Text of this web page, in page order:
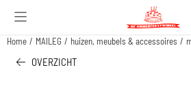
Cookievoorkeuren zijn beschikbaar. Kies
Home / MAILEG / huizen, meubels & accessoires /
OVERZICHT